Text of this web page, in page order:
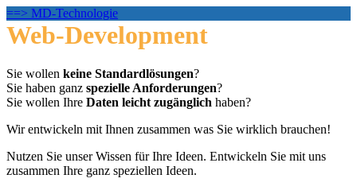
==> MD-Technologie
Web-Development
Sie wollen keine Standardlösungen?
Sie haben ganz spezielle Anforderungen?
Sie wollen Ihre Daten leicht zugänglich haben?
Wir entwickeln mit Ihnen zusammen was Sie wirklich brauchen!
Nutzen Sie unser Wissen für Ihre Ideen. Entwickeln Sie mit uns
zusammen Ihre ganz speziellen Ideen.